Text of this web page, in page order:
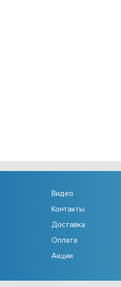
Видео
Контакты
Доставка
Оплата
Акции